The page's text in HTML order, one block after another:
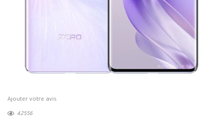
Ajouter votre avis
42556